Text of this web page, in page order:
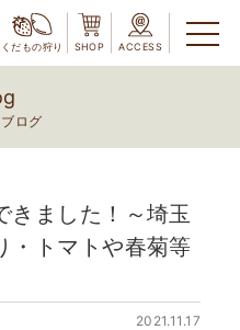
くだもの狩り SHOP ACCESS
ブログ
きました！～埼玉
・トマトや春菊等
2021.11.17